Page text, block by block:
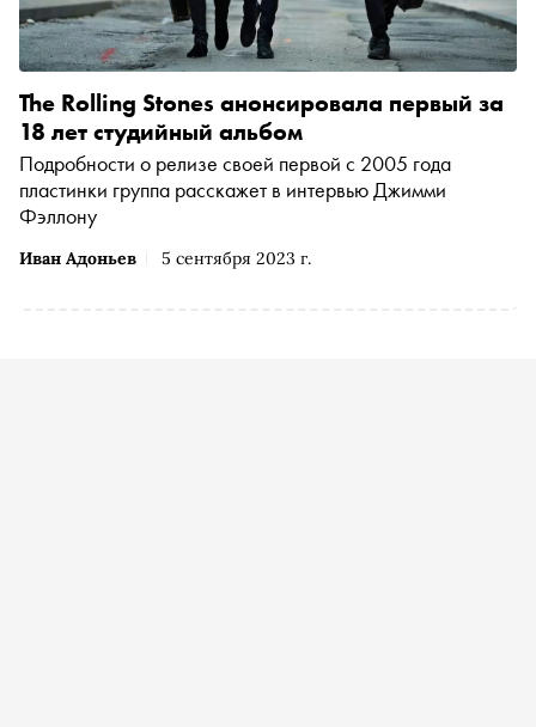
Иван Адоньев 5 сентября 2023 г.
The Rolling Stones анонсировала первый за
18 лет студийный альбом
Подробности о релизе своей первой с 2005 года
пластинки группа расскажет в интервью Джимми
Фэллону